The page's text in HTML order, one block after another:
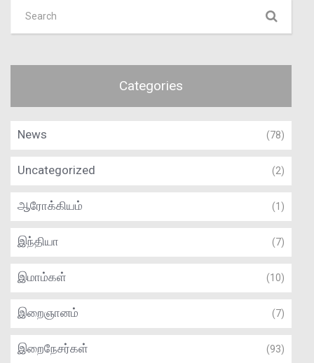
Categories
News (78)
Uncategorized (2)
ஆரோக்கியம் (1)
இந்தியா (7)
இமாம்கள் (10)
இறைஞானம் (7)
இறைநேசர்கள் (93)